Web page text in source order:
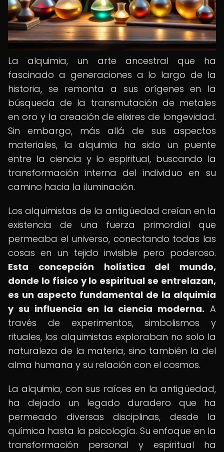
La alquimia, un arte ancestral que ha
fascinado a generaciones a lo largo de la
historia, se remonta a sus orígenes en la
búsqueda de la transmutación de metales
en oro y la creación de elixires de longevidad.
Sin embargo, más allá de sus aspectos
materiales, la alquimia ha sido un puente
entre la ciencia y lo espiritual, buscando la
transformación interna del individuo en su
camino hacia la iluminación.
Los alquimistas de la antigüedad creían en la
existencia de una fuerza primordial que
permeaba el universo, conectando todas las
cosas en un tejido invisible pero poderoso.
Esta concepción holística del mundo,
donde lo físico y lo espiritual se entrelazan,
es un aspecto fundamental de la alquimia
y su influencia en la ciencia moderna. A
través de experimentos, simbolismos y
rituales, los alquimistas exploraban no solo la
naturaleza de la materia, sino también la del
alma humana y su relación con el cosmos.
La alquimia, con sus raíces en la antigüedad,
ha dejado un legado duradero que ha
permeado diversas disciplinas, desde la
química hasta la psicología. Su enfoque en la
transformación personal y espiritual ha